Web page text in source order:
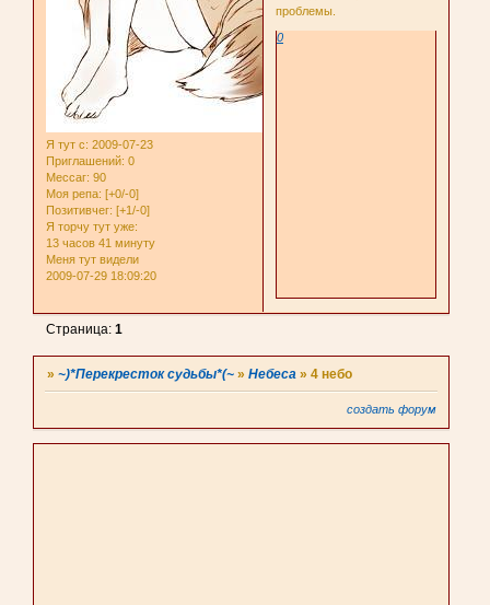
Я тут с: 2009-07-23
Приглашений: 0
Мессаг: 90
Моя репа: [+0/-0]
Позитивчег: [+1/-0]
Я торчу тут уже:
13 часов 41 минуту
Меня тут видели
2009-07-29 18:09:20
проблемы.
0
Страница:1
»~)*Перекресток судьбы*(~ »Небеса »4 небо
создать форум